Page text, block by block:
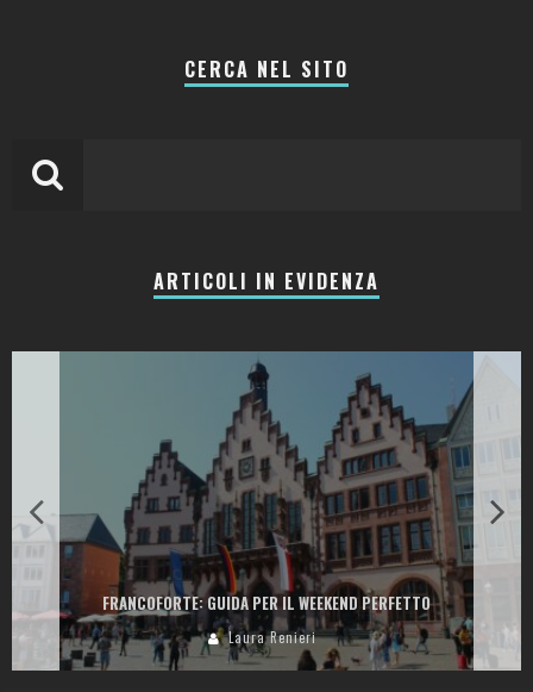
CERCA NEL SITO
ARTICOLI IN EVIDENZA
LA COLLINA DEI CILIEGI: RESORT, CANTINA E RISTORANTI TRA LE
COLLINE DELLA VALPANTENA
Laura Renieri